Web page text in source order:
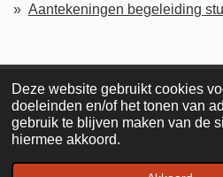
Deze website gebruikt cookies
doeleinden en/of het tonen van
gebruik te blijven maken van de
hiermee akkoord.
Aantekeningen begeleiding
© 2017 - 2026 evangeliebelijder